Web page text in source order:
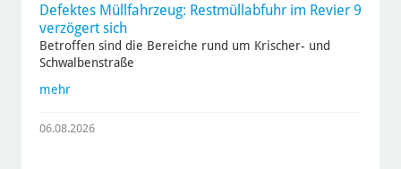
Defektes Müllfahrzeug: Restmüllabfuhr im Revier 9
verzögert sich
Betroffen sind die Bereiche rund um Krischer- und
Schwalbenstraße
mehr
06.08.2026